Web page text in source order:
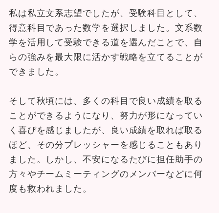
私は私立文系志望でしたが、受験科目として、
得意科目であった数学を選択しました。文系数
学を活用して受験できる道を選んだことで、自
らの強みを最大限に活かす戦略を立てることが
できました。
そして秋頃には、多くの科目で良い成績を取る
ことができるようになり、努力が形になってい
く喜びを感じましたが、良い成績を取れば取る
ほど、その分プレッシャーを感じることもあり
ました。しかし、不安になるたびに担任助手の
方々やチームミーティングのメンバーなどに何
度も救われました。